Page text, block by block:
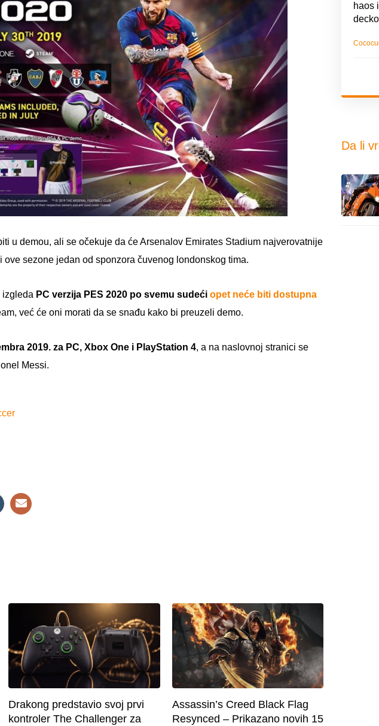
u demou, ali se očekuje da će Arsenalov Emirates Stadium najverovatnije
sezone jedan od sponzora čuvenog londonskog tima.
izgleda PC verzija PES 2020 po svemu sudeći opet neće biti dostupna
već će oni morati da se snađu kako bi preuzeli demo.
2019. za PC, Xbox One i PlayStation 4, a na naslovnoj stranici se
Messi.
Drakong predstavio svoj prvi
kontroler The Challenger za
Assassin’s Creed Black Flag
Resynced – Prikazano novih 15
haos
Da li